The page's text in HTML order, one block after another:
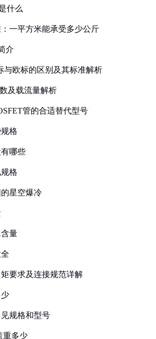
什么
一平方米能承受多少公斤
介
与欧标的区别及其标准解析
及载流量解析
管的合适替代型号
格
哪些
格
星空爆冷
量
要求及连接规范详解
规格和型号
重多少